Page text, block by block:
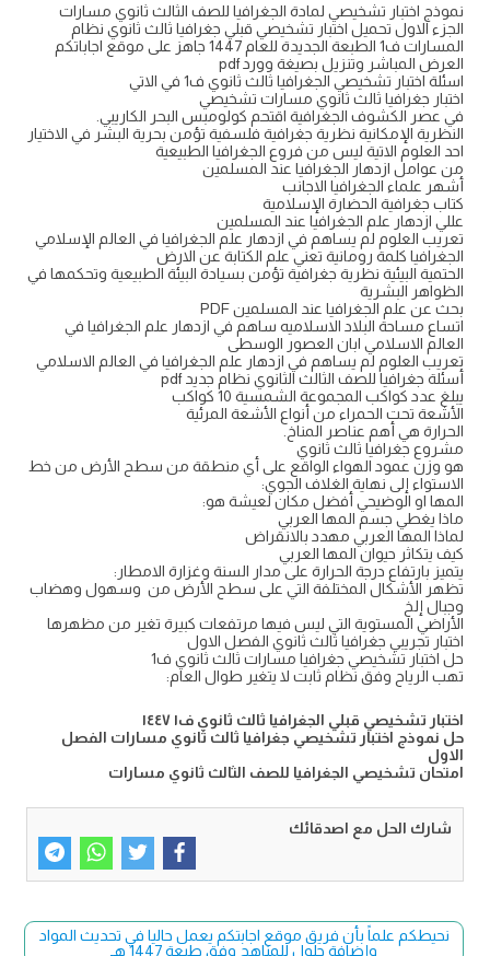
نموذج اختبار تشخيصي لمادة الجغرافيا للصف الثالث ثانوي مسارات
الجزء الاول تحميل اختبار تشخيصي قبلي جغرافيا ثالث ثانوي نظام
المسارات ف1 الطبعة الجديدة للعام 1447 جاهز على موقع اجاباتكم
العرض المباشر وتنزيل بصيغة وورد pdf
اسئلة اختبار تشخيصي الجغرافيا ثالث ثانوي ف1 في الاتي
اختبار جغرافيا ثالث ثانوي مسارات تشخيصي
في عصر الكشوف الجغرافية اقتحم كولومبس البحر الكاريبي.
النظرية الإمكانية نظرية جغرافية فلسفية تؤمن بحرية البشر في الاختيار
احد العلوم الاتية ليس من فروع الجغرافيا الطبيعية
من عوامل ازدهار الجغرافيا عند المسلمين
أشهر علماء الجغرافيا الاجانب
كتاب جغرافية الحضارة الإسلامية
عللي ازدهار علم الجغرافيا عند المسلمين
تعريب العلوم لم يساهم في ازدهار علم الجغرافيا في العالم الإسلامي
الجغرافيا كلمة رومانية تعني علم الكتابة عن الارض
الحتمية البيئية نظرية جغرافية تؤمن بسيادة البيئة الطبيعية وتحكمها في
الظواهر البشرية
بحث عن علم الجغرافيا عند المسلمين PDF
اتساع مساحة البلاد الاسلاميه ساهم في ازدهار علم الجغرافيا في
العالم الاسلامي ابان العصور الوسطى
تعريب العلوم لم يساهم في ازدهار علم الجغرافيا في العالم الاسلامي
أسئلة جغرافيا للصف الثالث الثانوي نظام جديد pdf
يبلغ عدد كواكب المجموعة الشمسية 10 كواكب
الأشعة تحت الحمراء من أنواع الأشعة المرئية
الحرارة هي أهم عناصر المناخ.
مشروع جغرافيا ثالث ثانوي
هو وزن عمود الهواء الواقع على أي منطقة من سطح الأرض من خط
الاستواء إلى نهاية الغلاف الجوي:
المها او الوضيحي أفضل مكان لعيشة هو:
ماذا يغطي جسم المها العربي
لماذا المها العربي مهدد بالانقراض
كيف يتكاثر حيوان المها العربي
يتميز بارتفاع درجة الحرارة على مدار السنة وغزارة الامطار:
تظهر الأشكال المختلفة التي على سطح الأرض من وسهول وهضاب
وجبال إلخ
الأراضي المستوية التي ليس فيها مرتفعات كبيرة تغير من مظهرها
اختبار تجريبي جغرافيا ثالث ثانوي الفصل الاول
حل اختبار تشخيصي جغرافيا مسارات ثالث ثانوي ف1
تهب الرياح وفق نظام ثابت لا يتغير طوال العام:
اختبار تشخيصي قبلي الجغرافيا ثالث ثانوي ف١ ١٤٤٧
حل نموذج اختبار تشخيصي جغرافيا ثالث ثانوي مسارات الفصل
الاول
امتحان تشخيصي الجغرافيا للصف الثالث ثانوي مسارات
شارك الحل مع اصدقائك
نحيطكم علماً بأن فريق موقع اجابتكم يعمل حاليا في تحديث المواد
وإضافة حلول للمناهج وفق طبعة 1447 هـ